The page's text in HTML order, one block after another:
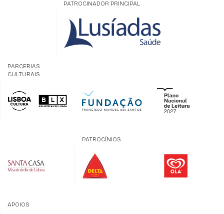
PATROCINADOR PRINCIPAL
PARCERIAS
CULTURAIS
PATROCÍNIOS
APOIOS